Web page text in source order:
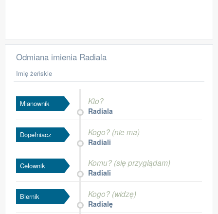
Odmiana imienia Radiala
Imię żeńskie
Mianownik Kto?
Radiala
Dopełniacz Kogo? (nie ma)
Radiali
Celownik Komu? (się przyglądam)
Radiali
Biernik Kogo? (widzę)
Radialę